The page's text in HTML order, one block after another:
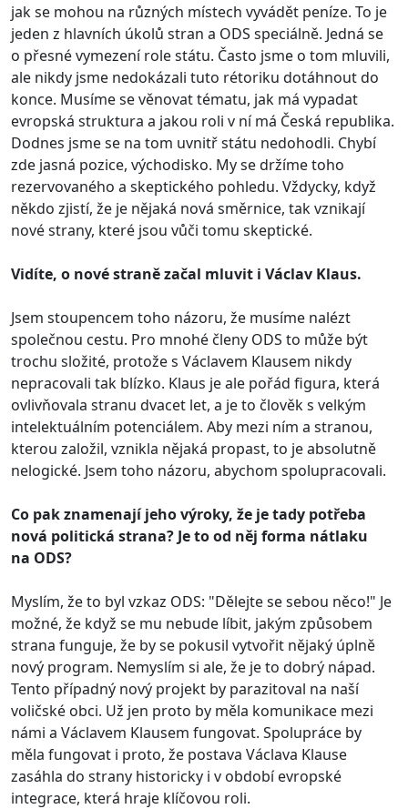
jak se mohou na různých místech vyvádět peníze. To je
jeden z hlavních úkolů stran a ODS speciálně. Jedná se
o přesné vymezení role státu. Často jsme o tom mluvili,
ale nikdy jsme nedokázali tuto rétoriku dotáhnout do
konce. Musíme se věnovat tématu, jak má vypadat
evropská struktura a jakou roli v ní má Česká republika.
Dodnes jsme se na tom uvnitř státu nedohodli. Chybí
zde jasná pozice, východisko. My se držíme toho
rezervovaného a skeptického pohledu. Vždycky, když
někdo zjistí, že je nějaká nová směrnice, tak vznikají
nové strany, které jsou vůči tomu skeptické.
Vidíte, o nové straně začal mluvit i Václav Klaus.
Jsem stoupencem toho názoru, že musíme nalézt
společnou cestu. Pro mnohé členy ODS to může být
trochu složité, protože s Václavem Klausem nikdy
nepracovali tak blízko. Klaus je ale pořád figura, která
ovlivňovala stranu dvacet let, a je to člověk s velkým
intelektuálním potenciálem. Aby mezi ním a stranou,
kterou založil, vznikla nějaká propast, to je absolutně
nelogické. Jsem toho názoru, abychom spolupracovali.
Co pak znamenají jeho výroky, že je tady potřeba
nová politická strana? Je to od něj forma nátlaku
na ODS?
Myslím, že to byl vzkaz ODS: "Dělejte se sebou něco!" Je
možné, že když se mu nebude líbit, jakým způsobem
strana funguje, že by se pokusil vytvořit nějaký úplně
nový program. Nemyslím si ale, že je to dobrý nápad.
Tento případný nový projekt by parazitoval na naší
voličské obci. Už jen proto by měla komunikace mezi
námi a Václavem Klausem fungovat. Spolupráce by
měla fungovat i proto, že postava Václava Klause
zasáhla do strany historicky i v období evropské
integrace, která hraje klíčovou roli.